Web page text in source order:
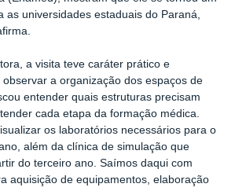
as universidades estaduais do Paraná,
a visita teve caráter prático e
a organização dos espaços de
entender quais estruturas precisam
cada etapa da formação médica.
os laboratórios necessários para o
além da clínica de simulação que
do terceiro ano. Saímos daqui com
aquisição de equipamentos, elaboração